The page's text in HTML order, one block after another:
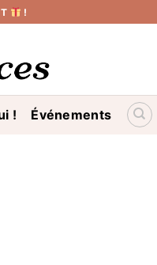
!
! Événements